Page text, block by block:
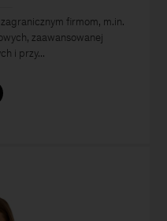
firmom, m.in.
zaawansowanej
i przy...